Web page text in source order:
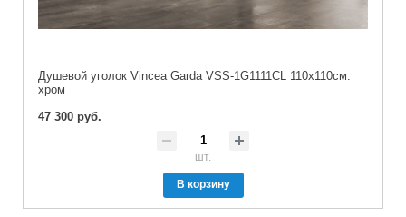
Душевой уголок Vincea Garda VSS-1G1111CL 110х110см.
хром
47 300 руб.
шт.
В корзину